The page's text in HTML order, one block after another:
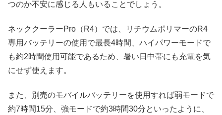
つのか不安に感じる人もいることでしょう。
ネッククーラーPro（R4）では、リチウムポリマーのR4
専用バッテリーの使用で最長4時間、ハイパワーモードで
も約2時間使用可能であるため、暑い日中帯にも充電を気
にせず使えます。
また、別売のモバイルバッテリーを使用すれば弱モードで
約7時間15分、強モードで約3時間30分といったように、